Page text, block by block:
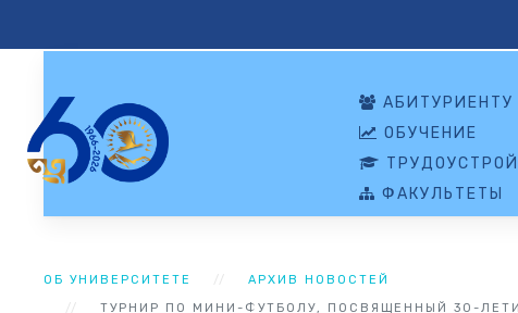
АБИТУРИЕНТУ
ОБУЧЕНИЕ
ФАКУЛЬТЕТЫ
ОБ УНИВЕРСИТЕТЕ
АРХИВ НОВОСТЕЙ
ТУРНИР ПО МИНИ-ФУТБОЛУ, ПОСВЯЩЕННЫЙ 30-